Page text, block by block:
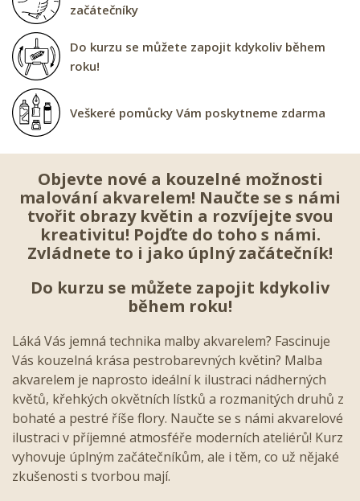
začátečníky
Do kurzu se můžete zapojit kdykoliv během
roku!
Veškeré pomůcky Vám poskytneme zdarma
Objevte nové a kouzelné možnosti
malování akvarelem! Naučte se s námi
tvořit obrazy květin a rozvíjejte svou
kreativitu! Pojďte do toho s námi.
Zvládnete to i jako úplný začátečník!
Do kurzu se můžete zapojit kdykoliv
během roku!
Láká Vás jemná technika malby akvarelem? Fascinuje
Vás kouzelná krása pestrobarevných květin? Malba
akvarelem je naprosto ideální k ilustraci nádherných
květů, křehkých okvětních lístků a rozmanitých druhů z
bohaté a pestré říše flory. Naučte se s námi akvarelové
ilustraci v příjemné atmosféře moderních ateliérů! Kurz
vyhovuje úplným začátečníkům, ale i těm, co už nějaké
zkušenosti s tvorbou mají.